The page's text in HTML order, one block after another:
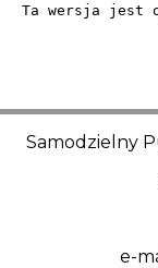
Ta wersja jest
Samodzielny
e-